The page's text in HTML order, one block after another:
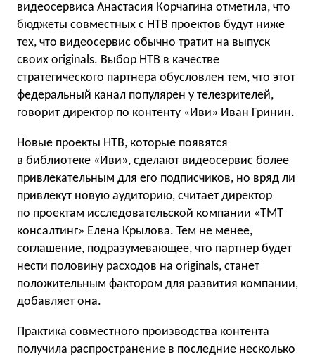
видеосервиса Анастасия Корчагина отметила, что
бюджеты совместных с НТВ проектов будут ниже
тех, что видеосервис обычно тратит на выпуск
своих originals. Выбор НТВ в качестве
стратегического партнера обусловлен тем, что этот
федеральный канал популярен у телезрителей,
говорит директор по контенту «Иви» Иван Гринин.
Новые проекты НТВ, которые появятся
в библиотеке «Иви», сделают видеосервис более
привлекательным для его подписчиков, но вряд ли
привлекут новую аудиторию, считает директор
по проектам исследовательской компании «ТМТ
консалтинг» Елена Крылова. Тем не менее,
соглашение, подразумевающее, что партнер будет
нести половину расходов на originals, станет
положительным фактором для развития компании,
добавляет она.
Практика совместного производства контента
получила распространение в последние несколько